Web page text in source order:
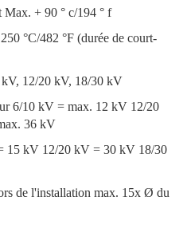
Max. + 90 ° c/194 ° f
°C/482 °F (durée de court-
12/20 kV, 18/30 kV
6/10 kV = max. 12 kV 12/20
36 kV
15 kV 12/20 kV = 30 kV 18/30
de l'installation max. 15x Ø du